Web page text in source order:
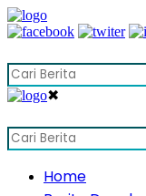
✖
Home